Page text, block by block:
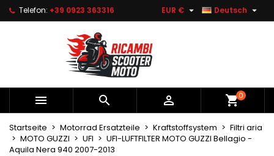
Telefon: +39 0923 363316 Deutsch 
EUR € 
   shopping_cart0
Startseite Motorrad Ersatzteile Kraftstoffsystem
Filtri aria
MOTO GUZZI
UFI
UFI-LUFTFILTER MOTO GUZZI Bellagio -
Aquila Nera 940 2007-2013
Le mie liste di desideri ×
Crea nuova lista
Wunschliste erstellen ×
Name der Wunschliste
Anmelden ×
Sie müssen angemeldet sein, um Artikel Ihrer
Wunschliste hinzufügen zu können.
Abbrechen Anmelden